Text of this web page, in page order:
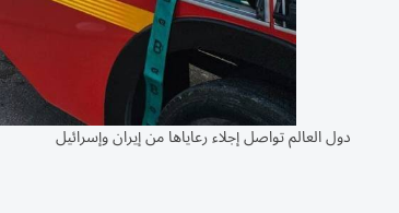
دول العالم تواصل إجلاء رعاياها من إيران وإسرائيل